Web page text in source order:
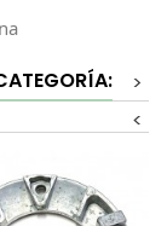
>
<